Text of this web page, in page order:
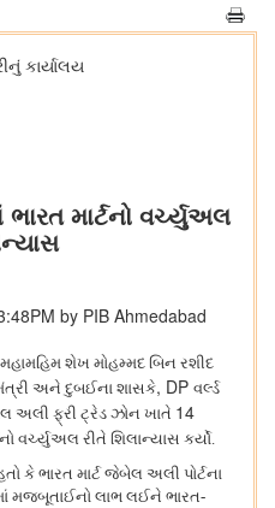
કાર્યાલય
માર્ટનો વર્ચ્યુઅલ
3:48PM by PIB Ahmedabad
શેખ મોહમ્મદ બિન રશીદ
અને દુબઈના શાસકે, DP વર્લ્ડ
અલી ફ્રી ટ્રેડ ઝોન ખાતે 14
વર્ચ્યુઅલ રીતે શિલાન્યાસ કર્યો.
કે ભારત માર્ટ જેબેલ અલી પોર્ટના
મજબૂતાઈનો લાભ લઈને ભારત-